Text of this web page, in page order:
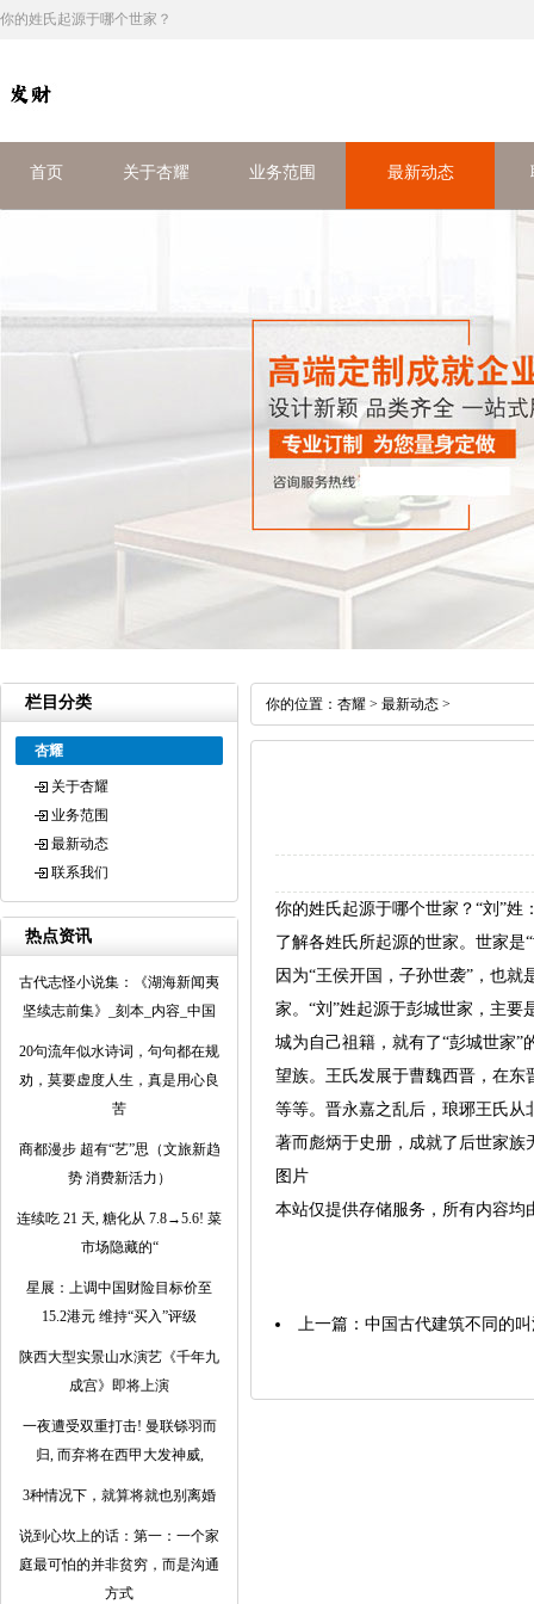
你的姓氏起源于哪个世家？
首页 关于杏耀 业务范围 最新动态
栏目分类
杏耀
关于杏耀
业务范围
最新动态
联系我们
热点资讯
古代志怪小说集：《湖海新闻夷
坚续志前集》_刻本_内容_中国
20句流年似水诗词，句句都在规
劝，莫要虚度人生，真是用心良
苦
商都漫步 超有“艺”思（文旅新趋
势 消费新活力）
连续吃 21 天, 糖化从 7.8→5.6! 菜
市场隐藏的“
星展：上调中国财险目标价至
15.2港元 维持“买入”评级
陕西大型实景山水演艺《千年九
成宫》即将上演
一夜遭受双重打击! 曼联铩羽而
归, 而弃将在西甲大发神威,
3种情况下，就算将就也别离婚
说到心坎上的话：第一：一个家
庭最可怕的并非贫穷，而是沟通
方式
你的位置： 杏耀 > 最新动态 >
你的姓氏起源于哪个世家？“刘”姓
了解各姓氏所起源的世家。世家
因为“王侯开国，子孙世袭”，也
家。“刘”姓起源于彭城世家，主
城为自己祖籍，就有了“彭城世家”
望族。王氏发展于曹魏西晋，在
等等。晋永嘉之乱后，琅琊王氏
著而彪炳于史册，成就了后世家族
图片
本站仅提供存储服务，所有内容
上一篇： 中国古代建筑不同的叫